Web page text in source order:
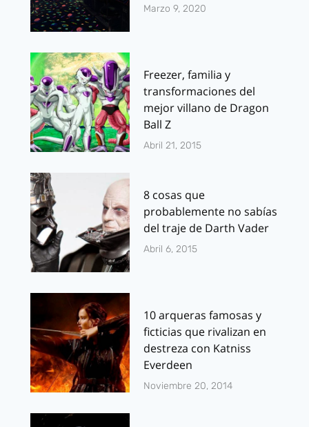
Marzo 9, 2020
Freezer, familia y
transformaciones del
mejor villano de Dragon
Ball Z
Abril 21, 2015
8 cosas que
probablemente no sabías
del traje de Darth Vader
Abril 6, 2015
10 arqueras famosas y
ficticias que rivalizan en
destreza con Katniss
Everdeen
Noviembre 20, 2014